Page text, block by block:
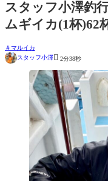
スタッフ小澤釣
ムギイカ(1杯)62
マルイカ
スタッフ小澤 2分38秒